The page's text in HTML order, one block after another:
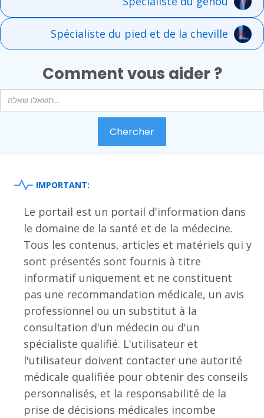
Spécialiste du pied et de la cheville
Comment vous aider ?
IMPORTANT:
Le portail est un portail d'information dans
le domaine de la santé et de la médecine.
Tous les contenus, articles et matériels qui y
sont présentés sont fournis à titre
informatif uniquement et ne constituent
pas une recommandation médicale, un avis
professionnel ou un substitut à la
consultation d'un médecin ou d'un
spécialiste qualifié. L'utilisateur et
l'utilisateur doivent contacter une autorité
médicale qualifiée pour obtenir des conseils
personnalisés, et la responsabilité de la
prise de décisions médicales incombe